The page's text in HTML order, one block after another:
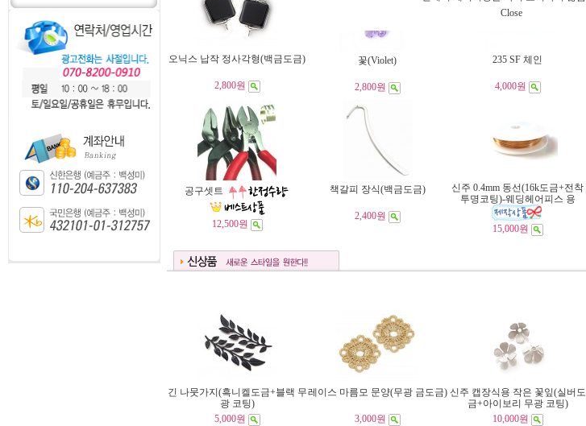
오닉스 납작 정사각형(백금도금)
2,800원
꽃(Violet)
2,800원
235 SF 체인
4,000원
공구셋트
12,500원
책갈피 장식(백금도금)
2,400원
신주 0.4mm 동선(16k도금+전착
투명코팅)-웨딩헤어피스 용
15,000원
긴 나뭇가지(흑니켈도금+블랙 무
광 코팅)
5,000원
레이스 마름모 문양(무광 금도금)
3,000원
신주 캡장식용 작은 꽃잎(실버도
금+아이보리 무광 코팅)
10,000원
Close